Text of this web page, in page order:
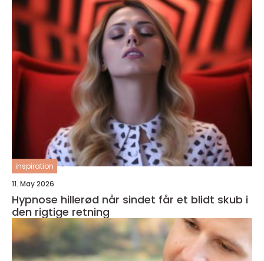
inspiration
11. May 2026
Hypnose hillerød når sindet får et blidt skub i
den rigtige retning